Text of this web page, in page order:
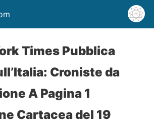
Times Pubblica
Croniste da
A Pagina 1
Cartacea del 19